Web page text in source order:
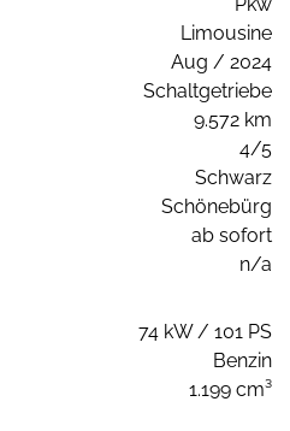
Limousine
Aug / 2024
Schaltgetriebe
9.572 km
4/5
Schwarz
Schönebürg
ab sofort
n/a
74 kW / 101 PS
Benzin
1.199 cm³